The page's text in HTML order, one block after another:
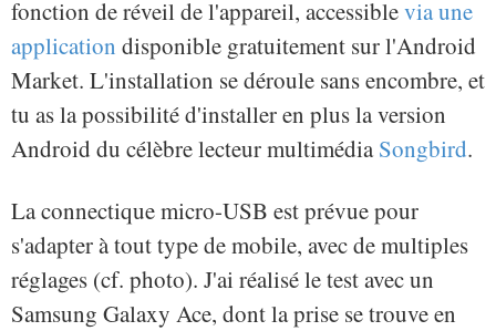
fonction de réveil de l'appareil, accessiblevia une
application disponible gratuitement sur l'Android
Market. L'installation se déroule sans encombre, et
tu as la possibilité d'installer en plus la version
Android du célèbre lecteur multimédiaSongbird.
La connectique micro-USB est prévue pour
s'adapter à tout type de mobile, avec de multiples
réglages (cf. photo). J'ai réalisé le test avec un
Samsung Galaxy Ace, dont la prise se trouve en